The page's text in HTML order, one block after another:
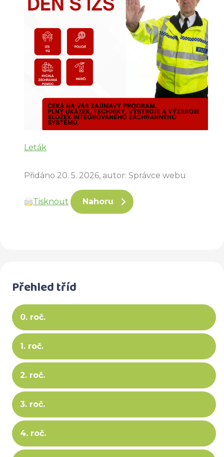
Leták
Přidáno 20. 5. 2026, autor: Správce webu
Tisknout Nahoru
Přehled tříd
0. roč.
1. roč.
2. roč.
3. roč.
4. roč.